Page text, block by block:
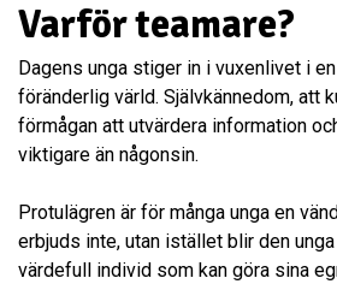
Varför teamare?
Dagens unga stiger in i vuxenlivet i
föränderlig värld. Självkännedom, att
förmågan att utvärdera information
viktigare än någonsin.
Protulägren är för många unga en
erbjuds inte, utan istället blir den
värdefull individ som kan göra sina